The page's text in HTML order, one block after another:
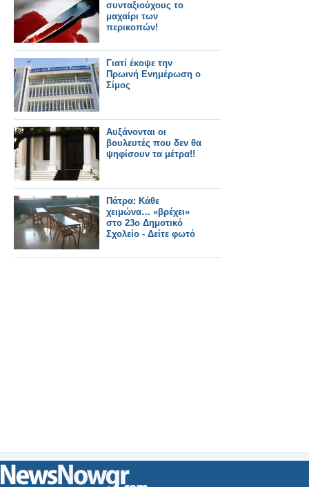
συνταξιούχους το
μαχαίρι των
περικοπών!
Γιατί έκοψε την
Πρωινή Ενημέρωση ο
Σίμος
Αυξάνονται οι
βουλευτές που δεν θα
ψηφίσουν τα μέτρα!!
Πάτρα: Κάθε
χειμώνα… «βρέχει»
στο 23ο Δημοτικό
Σχολείο - Δείτε φωτό